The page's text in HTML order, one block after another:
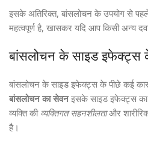
इसके अतिरिक्त, बांसलोचन के उपयोग से
महत्वपूर्ण है, खासकर यदि आप किसी अन्य
बांसलोचन के साइड इफेक्ट्स
बांसलोचन के साइड इफेक्ट्स के पीछे कई
बांसलोचन का सेवनइसके साइड इफेक्ट्स का
व्यक्ति की व्यक्तिगत सहनशीलताऔर शारीरिक
है।